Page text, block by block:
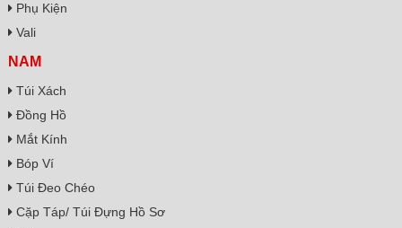
Phụ Kiện
Vali
NAM
Túi Xách
Đồng Hồ
Mắt Kính
Bóp Ví
Túi Đeo Chéo
Cặp Táp/ Túi Đựng Hồ Sơ